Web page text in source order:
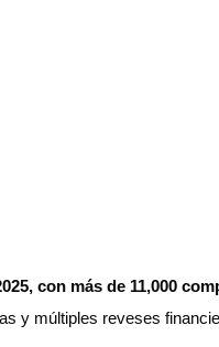
con más de 11,000
y múltiples reveses